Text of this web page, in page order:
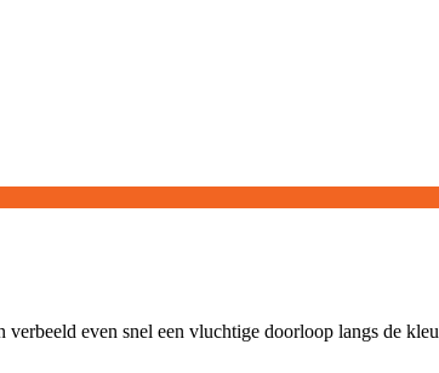
even snel een vluchtige doorloop langs de